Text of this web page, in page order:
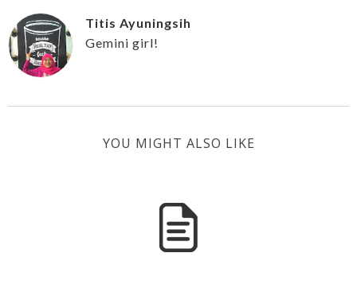
Titis Ayuningsih
Gemini girl!
YOU MIGHT ALSO LIKE